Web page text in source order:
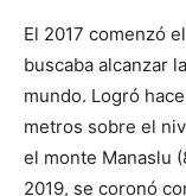
El 2017 comenzó
buscaba alcanzar
mundo. Logró
metros sobre el
el monte Manaslu
2019, se coronó